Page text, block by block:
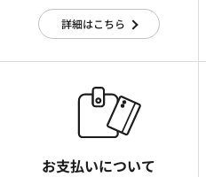
詳細はこちら
お支払いについて